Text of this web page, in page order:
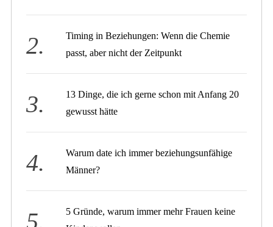
Timing in Beziehungen: Wenn die Chemie
passt, aber nicht der Zeitpunkt
13 Dinge, die ich gerne schon mit Anfang 20
gewusst hätte
Warum date ich immer beziehungsunfähige
Männer?
5 Gründe, warum immer mehr Frauen keine